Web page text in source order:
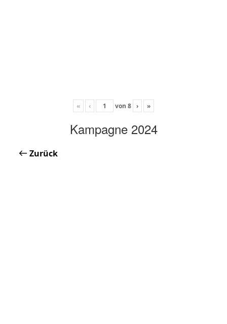
« ‹ von 8 › »
Kampagne 2024
Zurück